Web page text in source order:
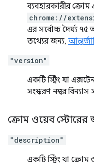
ব্যবহারকারীর
chrome://
এর সর্বোচ্চ দৈর্ঘ্য ৭৫
তথ্যের জন্য,
"version"
একটি স্ট্রিং যা
সংস্করণ নম্বর
ক্রোম ওয়েব স্টোরের
"description"
একটি স্ট্রিং যা